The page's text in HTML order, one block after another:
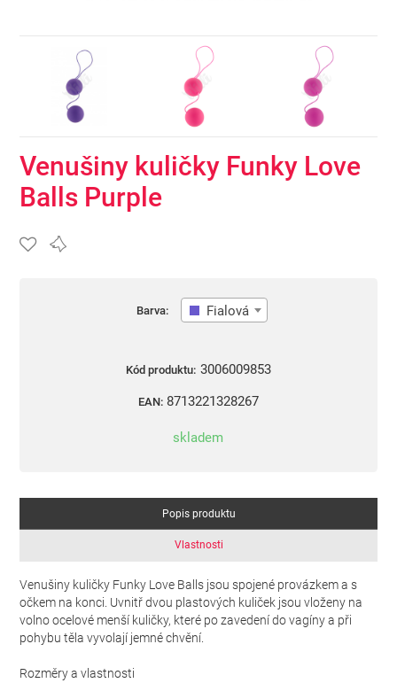
Venušiny kuličky Funky Love
Balls Purple
Barva: Fialová
Kód produktu: 3006009853
EAN: 8713221328267
skladem
Popis produktu
Vlastnosti
Venušiny kuličky Funky Love Balls jsou spojené provázkem a s
očkem na konci. Uvnitř dvou plastových kuliček jsou vloženy na
volno ocelové menší kuličky, které po zavedení do vagíny a při
pohybu těla vyvolají jemné chvění.
Rozměry a vlastnosti